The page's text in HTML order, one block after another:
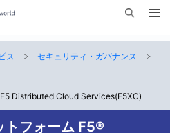
ト
メ
ス
セキュリティ・ガバナンス
Distributed Cloud Services(F5XC)
トフォーム F5®